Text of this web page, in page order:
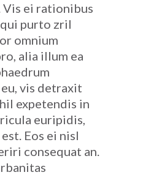
ei rationibus
purto zril
omnium
alia illum ea
vis detraxit
expetendis in
euripidis,
Eos ei nisl
consequat an.